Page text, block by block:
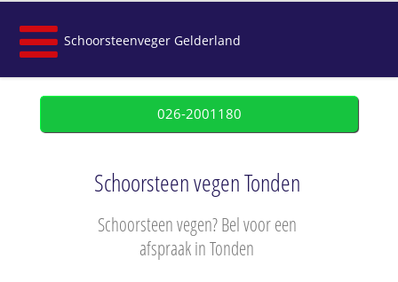
Schoorsteenveger Gelderland
026-2001180
Schoorsteen vegen Tonden
Schoorsteen vegen? Bel voor een
afspraak in Tonden